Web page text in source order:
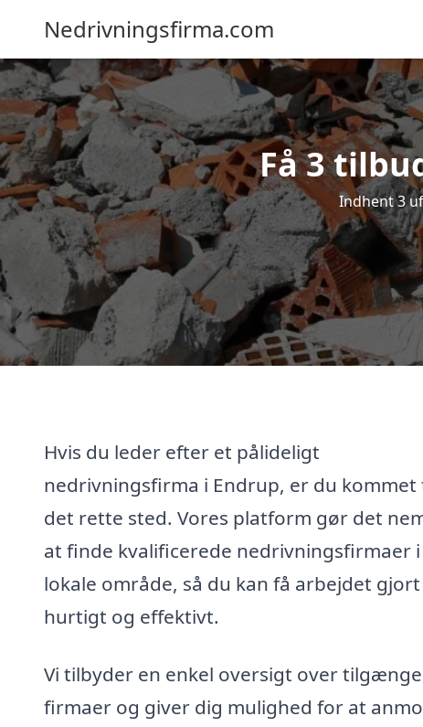
Nedrivningsfirma.com
Få 3
Indhent 3
Hvis du leder efter et pålideligt
nedrivningsfirma i Endrup, er du kommet
det rette sted. Vores platform gør det
at finde kvalificerede nedrivningsfirmaer
lokale område, så du kan få arbejdet gjort
hurtigt og effektivt.
Vi tilbyder en enkel oversigt over
firmaer og giver dig mulighed for at